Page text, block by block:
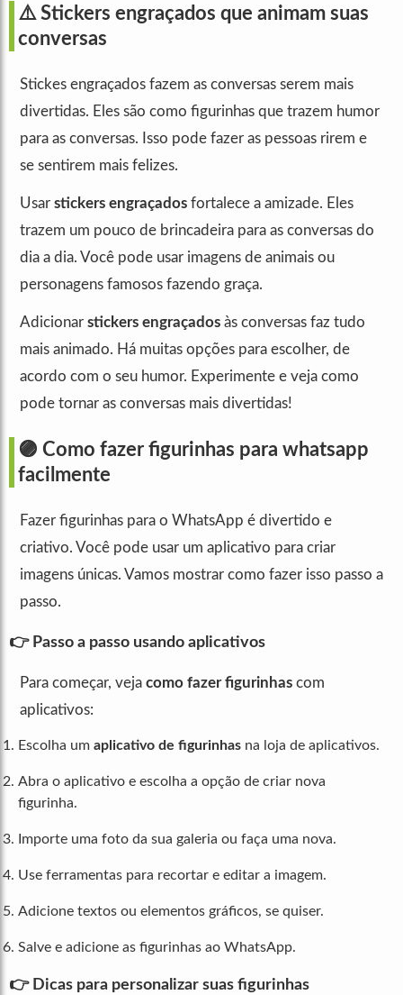
⚠️ Stickers engraçados que animam suas
conversas
Stickes engraçados fazem as conversas serem mais
divertidas. Eles são como figurinhas que trazem humor
para as conversas. Isso pode fazer as pessoas rirem e
se sentirem mais felizes.
Usar stickers engraçados fortalece a amizade. Eles
trazem um pouco de brincadeira para as conversas do
dia a dia. Você pode usar imagens de animais ou
personagens famosos fazendo graça.
Adicionar stickers engraçados às conversas faz tudo
mais animado. Há muitas opções para escolher, de
acordo com o seu humor. Experimente e veja como
pode tornar as conversas mais divertidas!
🟣 Como fazer figurinhas para whatsapp
facilmente
Fazer figurinhas para o WhatsApp é divertido e
criativo. Você pode usar um aplicativo para criar
imagens únicas. Vamos mostrar como fazer isso passo a
passo.
👉 Passo a passo usando aplicativos
Para começar, veja como fazer figurinhas com
aplicativos:
Escolha um aplicativo de figurinhas na loja de aplicativos.
Abra o aplicativo e escolha a opção de criar nova
figurinha.
Importe uma foto da sua galeria ou faça uma nova.
Use ferramentas para recortar e editar a imagem.
Adicione textos ou elementos gráficos, se quiser.
Salve e adicione as figurinhas ao WhatsApp.
👉 Dicas para personalizar suas figurinhas